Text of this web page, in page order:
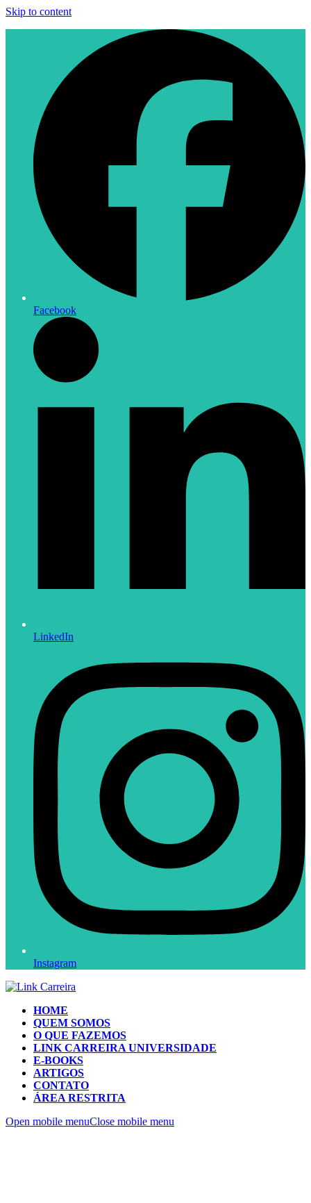
Skip to content
Facebook
LinkedIn
Instagram
HOME
QUEM SOMOS
O QUE FAZEMOS
LINK CARREIRA UNIVERSIDADE
E-BOOKS
ARTIGOS
CONTATO
ÁREA RESTRITA
Open mobile menuClose mobile menu